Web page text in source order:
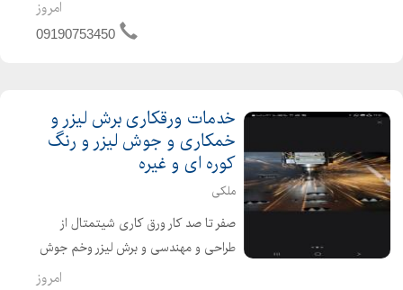
در انتخاب خود لحاظ کنید . ساخت انواع
امروز
09190753450
خدمات ورقکاری برش لیزر و
خمکاری و جوش لیزر و رنگ
کوره ای و غیره
ملکی
صفر تا صد کار ورق کاری شیتمتال از
طراحی و مهندسی و برش لیزر وخم جوش
و رنگ همه انجام میشود محصول شما راامروز